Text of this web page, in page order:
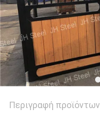
Περιγραφή προϊόντων